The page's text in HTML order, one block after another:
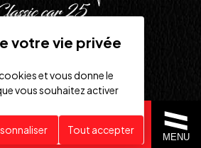
personnalisée
MENU
des Prés Batiment
Sainte-Suzanne
et vous donne le
vous souhaitez activer
Tout accepter